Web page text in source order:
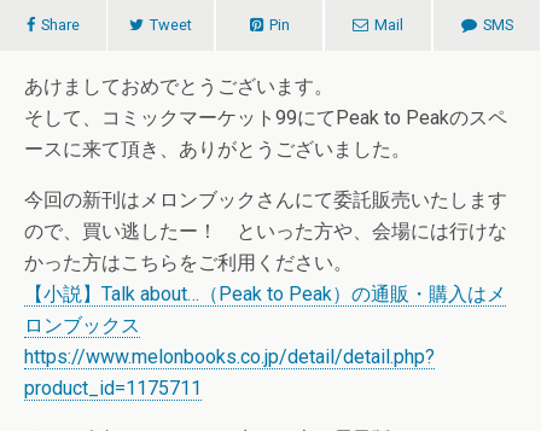
Share Tweet Pin Mail SMS
あけましておめでとうございます。
そして、コミックマーケット99にてPeak to Peakのスペ
ースに来て頂き、ありがとうございました。
今回の新刊はメロンブックさんにて委託販売いたします
ので、買い逃したー！ といった方や、会場には行けな
かった方はこちらをご利用ください。
【小説】Talk about…（Peak to Peak）の通販・購入はメ
ロンブックス
https://www.melonbooks.co.jp/detail/detail.php?
product_id=1175711